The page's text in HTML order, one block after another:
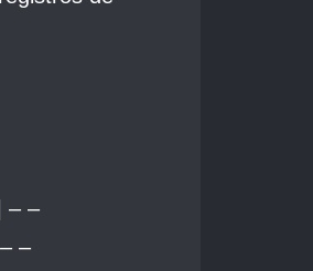
– –
– –